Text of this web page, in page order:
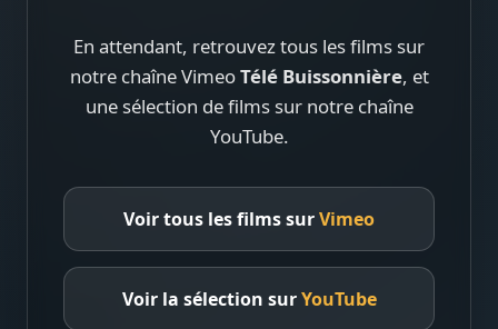
En attendant, retrouvez tous les films sur
notre chaîne VimeoTélé Buissonnière, et
une sélection de films sur notre chaîne
YouTube.
Voir tous les films surVimeo
Voir la sélection surYouTube